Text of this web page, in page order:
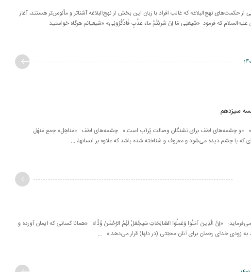
حکمت‌های نهج‌البلاغه که غالب افراد با زبان این بخش از نهج‌البلاغه آشناتر و مأنوس‌تر هستند، آغاز
که فرمود: «شِیعَتِی مَا إِنْ شَرِبْتُمْ ماءَ عَذْبٍ فَاذْکُرُونِی» «شیعیانم هرگاه خواستید ...
سیزدهم
«و چشمه‌های لطف برای تشنگان وصالت پُرآب است.» چشمه‌های لطف «مَناهِل» جمع مَنهَل
با چشم دیده می‌شود و معروف و شناخته شده باشد که علاوه‌ بر انسانها، ...
۹۶ سوره مریم می‌فرماید: «إِنَّ الَّذِینَ آمَنُوا وَعَمِلُوا الصَّالِحَاتِ سَیجْعَلُ لَهُمُ الرَّحْمَٰنُ وُدًّا» «همانا كسانى كه ایمان آورده و
به زودى خداى رحمان براى آنان محبّتى (در دلها) قرار مى‌دهد.» ...